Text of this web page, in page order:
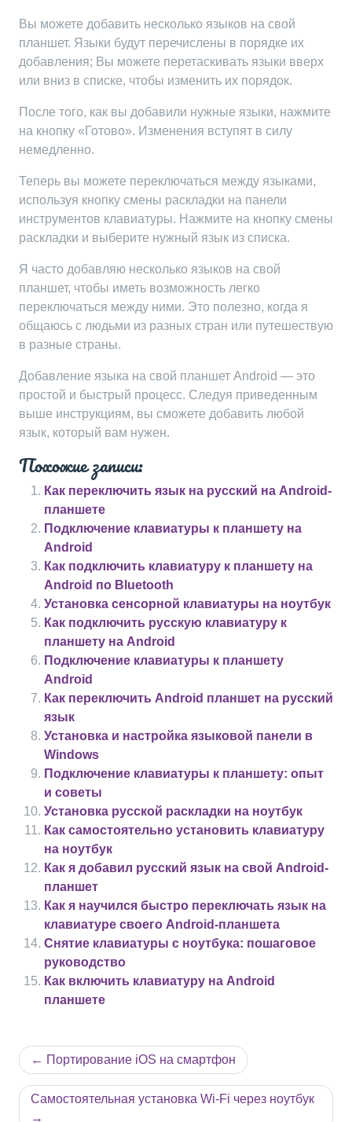
Вы можете добавить несколько языков на свой
планшет. Языки будут перечислены в порядке их
добавления; Вы можете перетаскивать языки вверх
или вниз в списке, чтобы изменить их порядок.
После того, как вы добавили нужные языки, нажмите
на кнопку «Готово». Изменения вступят в силу
немедленно.
Теперь вы можете переключаться между языками,
используя кнопку смены раскладки на панели
инструментов клавиатуры. Нажмите на кнопку смены
раскладки и выберите нужный язык из списка.
Я часто добавляю несколько языков на свой
планшет, чтобы иметь возможность легко
переключаться между ними. Это полезно, когда я
общаюсь с людьми из разных стран или путешествую
в разные страны.
Добавление языка на свой планшет Android — это
простой и быстрый процесс. Следуя приведенным
выше инструкциям, вы сможете добавить любой
язык, который вам нужен.
Похожие записи:
Как переключить язык на русский на Android-
планшете
Подключение клавиатуры к планшету на
Android
Как подключить клавиатуру к планшету на
Android по Bluetooth
Установка сенсорной клавиатуры на ноутбук
Как подключить русскую клавиатуру к
планшету на Android
Подключение клавиатуры к планшету
Android
Как переключить Android планшет на русский
язык
Установка и настройка языковой панели в
Windows
Подключение клавиатуры к планшету: опыт
и советы
Установка русской раскладки на ноутбук
Как самостоятельно установить клавиатуру
на ноутбук
Как я добавил русский язык на свой Android-
планшет
Как я научился быстро переключать язык на
клавиатуре своего Android-планшета
Снятие клавиатуры с ноутбука: пошаговое
руководство
Как включить клавиатуру на Android
планшете
Навигация
по
записям
Портирование iOS на смартфон
Самостоятельная установка Wi-Fi через ноутбук